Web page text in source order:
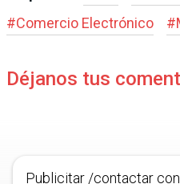
#Comercio Electrónico #
Déjanos tus
Publicitar /contactar